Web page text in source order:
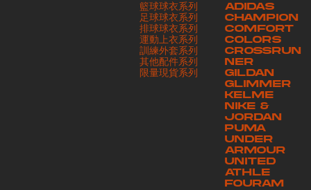
/ 貨品提取 商品製作完成後，4AM 團隊將聯絡貴客安排貨款餘額及提取
貨品。貴客可選擇最適合的付款方式以及取貨安排
隊核實有關款項 - 任何轉帳或換匯交易手續費等額外費用，一概不歸屬
本公司之責任 - 貴客請於收獲本公司正式訂購單據後 3 個工作天內安排
付款。如未能按期繳付所需款項，貴客須緻交因逾期所衍生之額外行政費
3個工作天｜到付｜​ - 貴客請於貨品可取日起之 10 個工作天內安排提取
貨品，如逾期未取，本公司將不予保存相關貨品。有關貨款訂金將不予歸
還，貴客仍須負責貨款餘額 - 貴客請於收貨時小心核對貨品數量及檢查
貨品品質 - 基於 S.F. Express / GoGoVan 等託運商為第三方服務，
本公司將保證貨品安全到達第三方手中。如第三方在運送過程中引致任何
有關貨品之遺失、損毀、誤投或運送延誤，本公司一律不負責
籃球球衣系列
足球球衣系列
排球球衣系列
運動上衣系列
訓練外套系列
其他配件系列
​限量現貨系列
ADIDAS
CHAMPION
COMFORT
COLORS
CROSSRUN
NER
GILDAN
GLIMMER
KELME
NIKE &
JORDAN
PUMA
UNDER
ARMOUR
UNITED
ATHLE
FOURAM